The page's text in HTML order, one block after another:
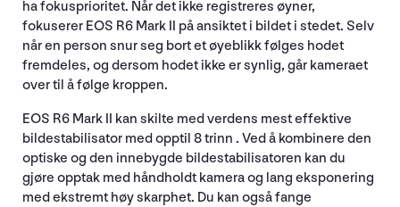
ha fokusprioritet. Når det ikke registreres øyner,
fokuserer EOS R6 Mark II på ansiktet i bildet i stedet. Selv
når en person snur seg bort et øyeblikk følges hodet
fremdeles, og dersom hodet ikke er synlig, går kameraet
over til å følge kroppen.
EOS R6 Mark II kan skilte med verdens mest effektive
bildestabilisator med opptil 8 trinn . Ved å kombinere den
optiske og den innebygde bildestabilisatoren kan du
gjøre opptak med håndholdt kamera og lang eksponering
med ekstremt høy skarphet. Du kan også fange